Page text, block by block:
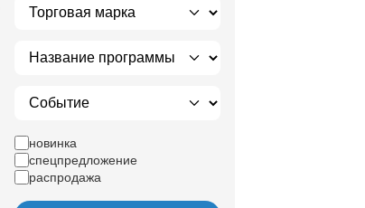
новинка
спецпредложение
распродажа